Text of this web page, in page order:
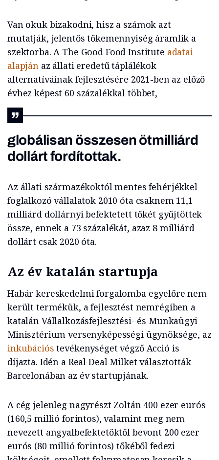
Van okuk bizakodni, hisz a számok azt
mutatják, jelentős tőkemennyiség áramlik a
szektorba. A The Good Food Institute adatai
alapján az állati eredetű táplálékok
alternatíváinak fejlesztésére 2021-ben az előző
évhez képest 60 százalékkal többet,
globálisan összesen ötmilliárd
dollárt fordítottak.
Az állati származékoktól mentes fehérjékkel
foglalkozó vállalatok 2010 óta csaknem 11,1
milliárd dollárnyi befektetett tőkét gyűjtöttek
össze, ennek a 73 százalékát, azaz 8 milliárd
dollárt csak 2020 óta.
Az év katalán startupja
Habár kereskedelmi forgalomba egyelőre nem
került termékük, a fejlesztést nemrégiben a
katalán Vállalkozásfejlesztési- és Munkaügyi
Minisztérium versenyképességi ügynöksége, az
inkubációs tevékenységet végző Acció is
díjazta. Idén a Real Deal Milket választották
Barcelonában az év startupjának.
A cég jelenleg nagyrészt Zoltán 400 ezer eurós
(160,5 millió forintos), valamint meg nem
nevezett angyalbefektetőktől bevont 200 ezer
eurós (80 millió forintos) tőkéből fedezi